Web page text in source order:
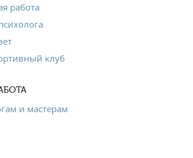
работа
клуб
и мастерам